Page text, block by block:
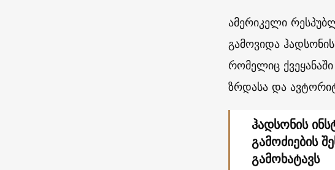
ამერიკელი
გამოვიდა
რომელიც ქვეყანაში
ზრდასა და
ჰადსონის
გამოძიების
გამოხატავს